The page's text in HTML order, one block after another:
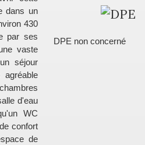
dans un
430
par ses
vaste
séjour
d'eau
WC
confort
de
DPE non concerné